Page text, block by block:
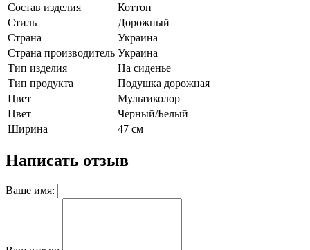
Состав изделия
Коттон
Стиль
Дорожный
Страна
Украина
Страна производитель Украина
Тип изделия
На сиденье
Тип продукта
Подушка дорожная
Цвет
Мультиколор
Цвет
Черный/Белый
Ширина
47 см
Написать отзыв
Ваше имя: